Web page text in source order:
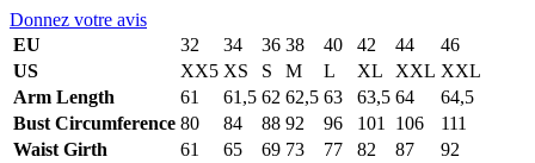
Donnez votre avis
EU
32 34 36 38 40 42 44
46
US
XX5 XS S M L XL XXL XXL
Arm Length
61 61,5 62 62,5 63 63,5 64
64,5
Bust Circumference 80 84 88 92 96 101 106
111
Waist Girth
61 65 69 73 77 82 87
92